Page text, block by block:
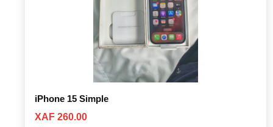
iPhone 15 Simple
XAF 260.00